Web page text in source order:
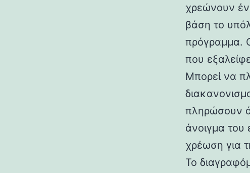
χρεώνουν
βάση το
πρόγραμμα.
που
Μπορεί να
πληρώσουν
άνοιγμα του
χρέωση για
Το